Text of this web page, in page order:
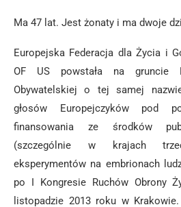
Ma 47 lat. Jest żonaty i ma dwoje
Europejska Federacja dla Życia i
OF US powstała na gruncie
Obywatelskiej o tej samej
głosów Europejczyków pod
finansowania ze środków
(szczególnie w krajach
eksperymentów na embrionach
po I Kongresie Ruchów Obrony
listopadzie 2013 roku w